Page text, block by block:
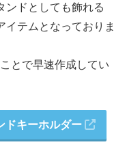
ンドとしても飾れる
イテムとなっておりま
とで早速作成してい
ドキーホルダー